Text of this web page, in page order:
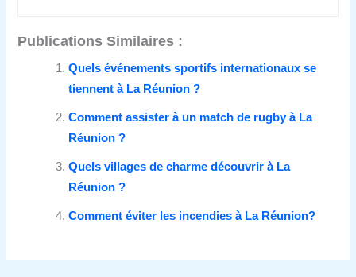
Publications Similaires :
Quels événements sportifs internationaux se
tiennent à La Réunion ?
Comment assister à un match de rugby à La
Réunion ?
Quels villages de charme découvrir à La
Réunion ?
Comment éviter les incendies à La Réunion?